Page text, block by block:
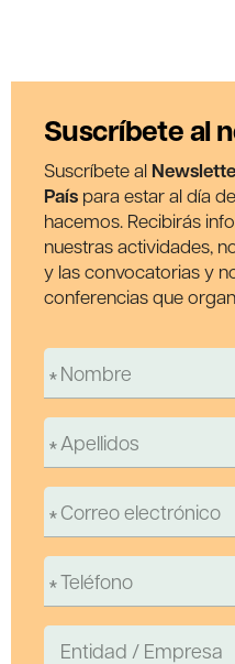
Suscríbete al
Suscríbete al
País para estar al día
hacemos. Recibirás
nuestras actividades,
y las convocatorias y
conferencias que